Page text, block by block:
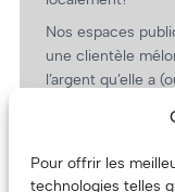
Pour offrir les
technologies telles
Nos espaces
une clientèle
l’argent qu’elle a
revient.